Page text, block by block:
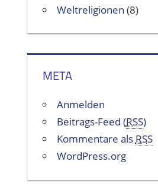
Weltreligionen (8)
META
Anmelden
Beitrags-Feed (RSS)
Kommentare als RSS
WordPress.org